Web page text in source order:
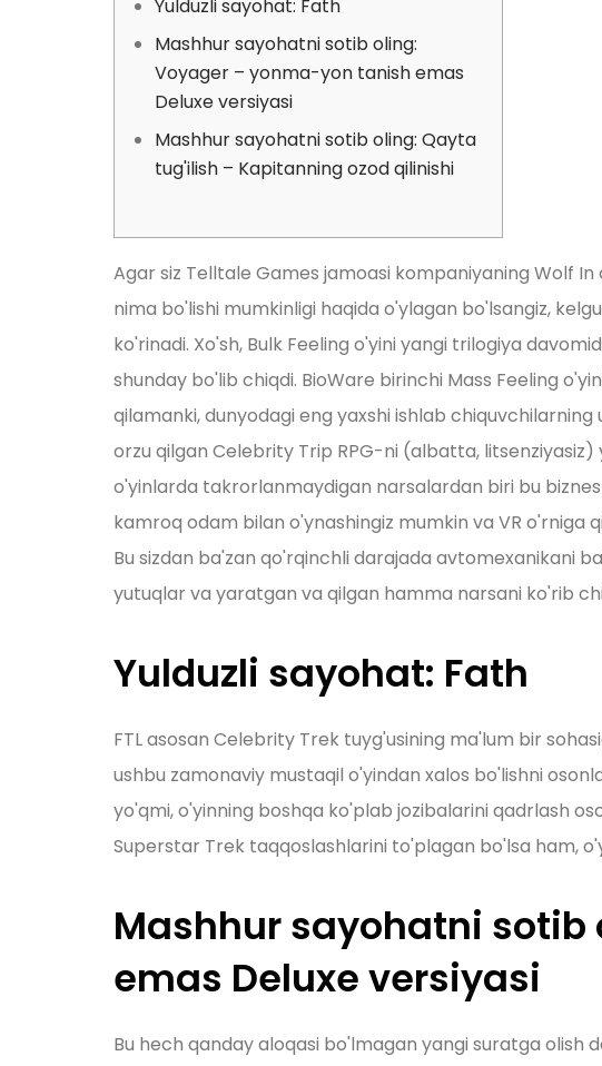
Yulduzli sayohat: Fath
Mashhur sayohatni sotib oling:
Voyager – yonma-yon tanish emas
Deluxe versiyasi
Mashhur sayohatni sotib oling: Qayta
tug'ilish – Kapitanning ozod qilinishi
Agar siz Telltale Games jamoasi kompaniyaning Wolf
nima bo'lishi mumkinligi haqida o'ylagan bo'lsangiz,
ko'rinadi. Xo'sh, Bulk Feeling o'yini yangi trilogiya
shunday bo'lib chiqdi. BioWare birinchi Mass Feeling
qilamanki, dunyodagi eng yaxshi ishlab
orzu qilgan Celebrity Trip RPG-ni (albatta,
o'yinlarda takrorlanmaydigan narsalardan biri bu
kamroq odam bilan o'ynashingiz mumkin va VR
Bu sizdan ba'zan qo'rqinchli darajada avtomexanikani
yutuqlar va yaratgan va qilgan hamma narsani ko'rib
Yulduzli sayohat: Fath
FTL asosan Celebrity Trek tuyg'usining ma'lum bir
ushbu zamonaviy mustaqil o'yindan xalos bo'lishni
yo'qmi, o'yinning boshqa ko'plab jozibalarini qadrlash
Superstar Trek taqqoslashlarini to'plagan bo'lsa ham,
Mashhur sayohatni
emas Deluxe versiyasi
Bu hech qanday aloqasi bo'lmagan yangi suratga olish